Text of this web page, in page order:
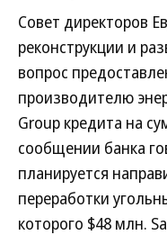
Совет директоров
реконструкции и
вопрос
производителю
Group кредита на
сообщении банка
планируется
переработки
которого $48 млн.